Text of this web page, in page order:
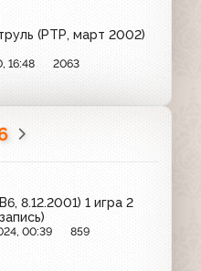
(РТР, март 2002)
16:48 2063
8.12.2001) 1 игра 2
00:39 859